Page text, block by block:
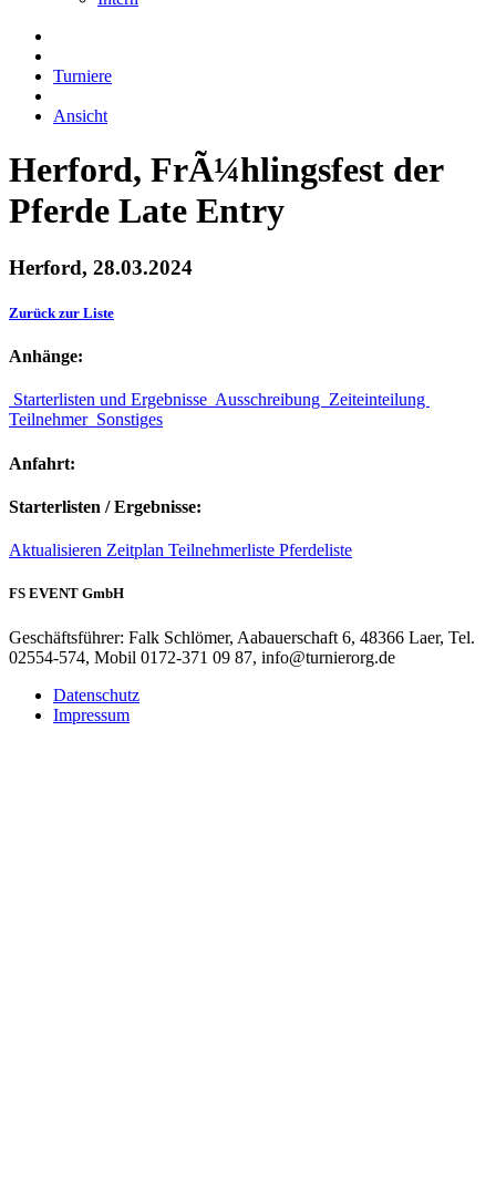
Turniere
Ansicht
Herford, FrÃ¼hlingsfest der
Pferde Late Entry
Herford, 28.03.2024
Zurück zur Liste
Anhänge:
Starterlisten und Ergebnisse Ausschreibung Zeiteinteilung
Teilnehmer Sonstiges
Anfahrt:
Starterlisten / Ergebnisse:
Aktualisieren Zeitplan Teilnehmerliste Pferdeliste
FS EVENT GmbH
Geschäftsführer: Falk Schlömer, Aabauerschaft 6, 48366 Laer, Tel.
02554-574, Mobil 0172-371 09 87, info@turnierorg.de
Datenschutz
Impressum